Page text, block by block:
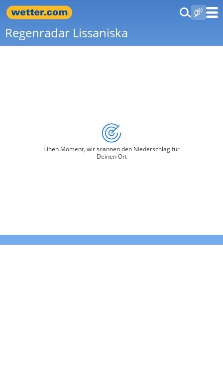
Regenradar Lissaniska
Einen Moment, wir scannen den Niederschlag für
Deinen Ort